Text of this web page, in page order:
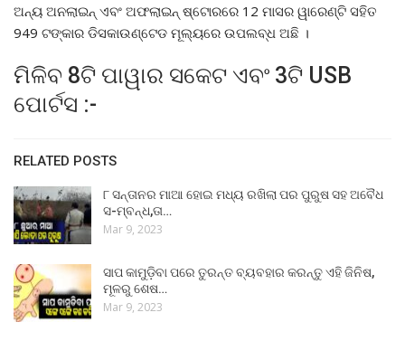
ଅନ୍ୟ ଅନଲାଇନ୍ ଏବଂ ଅଫଲାଇନ୍ ଷ୍ଟୋରରେ 12 ମାସର ୱାରେଣ୍ଟି ସହିତ
949 ଟଙ୍କାର ଡିସକାଉଣ୍ଟେଡ ମୂଲ୍ୟରେ ଉପଲବ୍ଧ ଅଛି ।
ମିଳିବ 8ଟି ପାୱାର ସକେଟ ଏବଂ 3ଟି USB
ପୋର୍ଟସ :-
RELATED POSTS
୮ ସନ୍ତାନର ମାଆ ହୋଇ ମଧ୍ୟ ରଖିଲା ପର ପୁରୁଷ ସହ ଅବୈଧ
ସ-ମ୍ବନ୍ଧ,ତା…
Mar 9, 2023
ସାପ କାମୁଡ଼ିବା ପରେ ତୁରନ୍ତ ବ୍ୟବହାର କରନ୍ତୁ ଏହି ଜିନିଷ,
ମୂଳରୁ ଶେଷ…
Mar 9, 2023